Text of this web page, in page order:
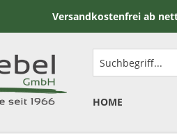
ab netto €
HOME